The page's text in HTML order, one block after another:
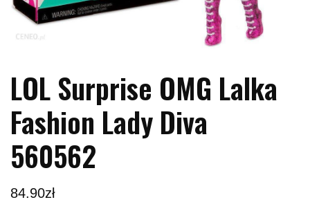
LOL Surprise OMG Lalka
Fashion Lady Diva
560562
84.90zł